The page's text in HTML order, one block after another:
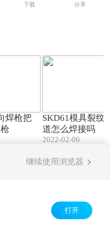
下载 分享
焊枪把
SKD61模具裂纹
道怎么焊接吗
2022-02-06
继续使用浏览器
打开